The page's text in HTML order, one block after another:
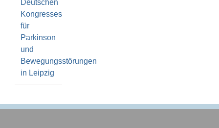
Deutschen
Kongresses
für
Parkinson
und
Bewegungsstörungen
in Leipzig